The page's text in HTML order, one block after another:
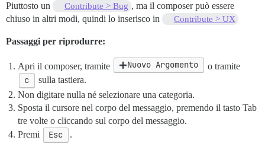
Piuttosto un Contribute > Bug , ma il composer può essere
chiuso in altri modi, quindi lo inserisco in
Contribute > UX
Passaggi per riprodurre:
Apri il composer, tramite Nuovo Argomento o tramite
c
sulla tastiera.
Non digitare nulla né selezionare una categoria.
Sposta il cursore nel corpo del messaggio, premendo il tasto Tab
tre volte o cliccando sul corpo del messaggio.
Premi
Esc .